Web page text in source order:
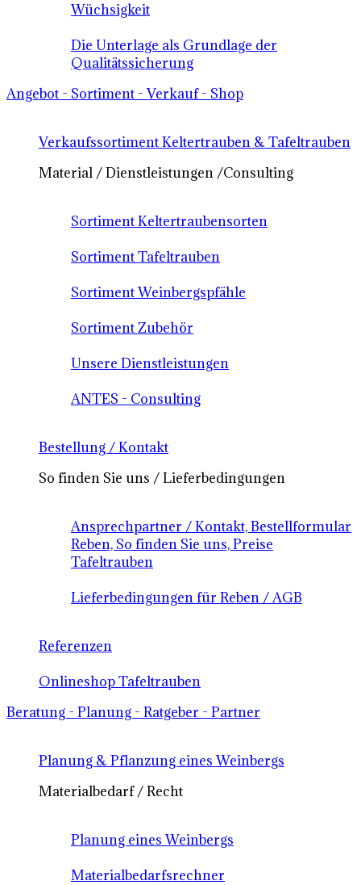
Wüchsigkeit
Die Unterlage als Grundlage der
Qualitätssicherung
Angebot - Sortiment - Verkauf - Shop
Verkaufssortiment Keltertrauben & Tafeltrauben
Material / Dienstleistungen /Consulting
Sortiment Keltertraubensorten
Sortiment Tafeltrauben
Sortiment Weinbergspfähle
Sortiment Zubehör
Unsere Dienstleistungen
ANTES - Consulting
Bestellung / Kontakt
So finden Sie uns / Lieferbedingungen
Ansprechpartner / Kontakt, Bestellformular
Reben, So finden Sie uns, Preise
Tafeltrauben
Lieferbedingungen für Reben / AGB
Referenzen
Onlineshop Tafeltrauben
Beratung - Planung - Ratgeber - Partner
Planung & Pflanzung eines Weinbergs
Materialbedarf / Recht
Planung eines Weinbergs
Materialbedarfsrechner